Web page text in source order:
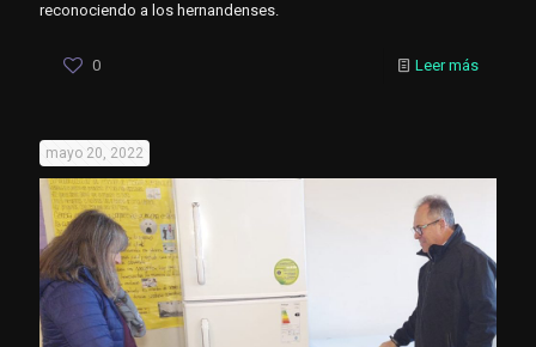
reconociendo a los hernandenses.
0 Leer más
mayo 20, 2022